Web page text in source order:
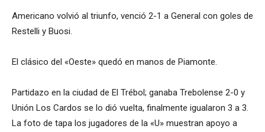
Americano volvió al triunfo, venció 2-1 a General con goles de
Restelli y Buosi.
El clásico del «Oeste» quedó en manos de Piamonte.
Partidazo en la ciudad de El Trébol; ganaba Trebolense 2-0 y
Unión Los Cardos se lo dió vuelta, finalmente igualaron 3 a 3.
La foto de tapa los jugadores de la «U» muestran apoyo a